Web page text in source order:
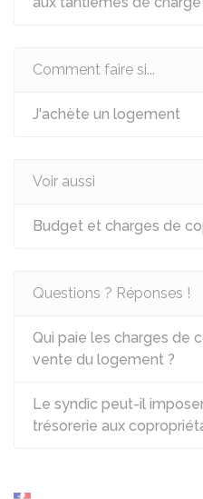
Comment faire si...
J'achète un logement
Voir aussi
Budget et charges de
Questions ? Réponses !
Qui paie les charges de
vente du logement ?
Le syndic peut-il
trésorerie aux